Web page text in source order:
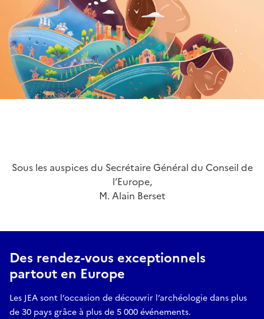
Sous les auspices du Secrétaire Général du Conseil de
l’Europe,
M. Alain Berset
Des rendez-vous exceptionnels
partout en Europe
Les JEA sont l’occasion de découvrir l’archéologie dans plus
de 30 pays grâce à plus de 5 000 événements.